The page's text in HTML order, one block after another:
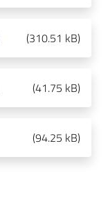
(310.51 kB)
(41.75 kB)
(94.25 kB)